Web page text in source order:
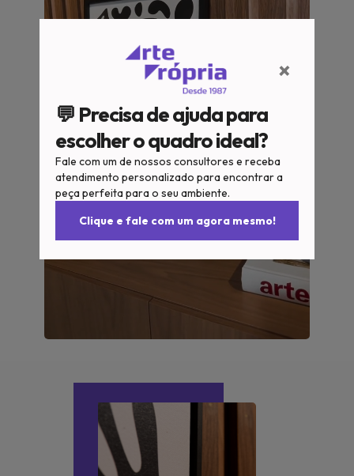
×
💬 Precisa de ajuda para
escolher o quadro ideal?
Fale com um de nossos consultores e receba
atendimento personalizado para encontrar a
peça perfeita para o seu ambiente.
Clique e fale com um agora mesmo!